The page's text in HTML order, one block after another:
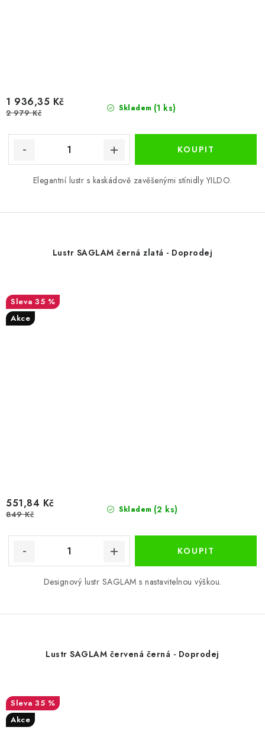
Skladem (1 ks)
1 936,35 Kč
2 979 Kč
Elegantní lustr s kaskádově zavěšenými stínidly YILDO.
Lustr SAGLAM černá zlatá - Doprodej
35 %
Akce
Skladem (2 ks)
551,84 Kč
849 Kč
Designový lustr SAGLAM s nastavitelnou výškou.
Lustr SAGLAM červená černá - Doprodej
35 %
Akce